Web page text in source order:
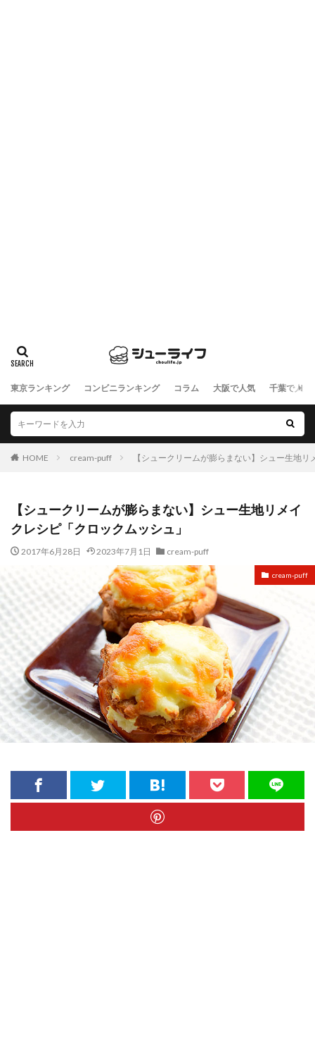
東京ランキング コンビニランキング コラム 大阪で人気 千葉で人気
HOME cream-puff 【シュークリームが膨らまない】シュー生地
【シュークリームが膨らまない】シュー生地リメイ
クレシピ「クロックムッシュ」
2017年6月28日 2023年7月1日 cream-puff
cream-puff